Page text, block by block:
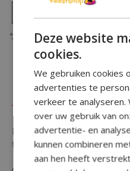
Toevoegen om te vergelijken
Beschrijving Reviews
Ben je op zoek naar een
toevoeging waardoor je
Deze website
cookies.
We gebruiken cookies
advertenties te
verkeer te analyseren.
over uw gebruik van
advertentie- en
kunnen combineren
aan hen heeft